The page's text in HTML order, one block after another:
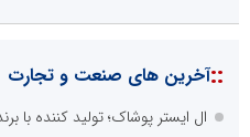
::آخرین های صنعت و تجارت
ال ایستر پوشاک؛ تولید کننده با